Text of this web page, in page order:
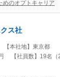
めのオプトキャリア
ス社
【本社地】東京都
【社員数】19名